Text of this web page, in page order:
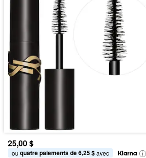
25,00 $
ou quatre paiements de 6,25 $ avec